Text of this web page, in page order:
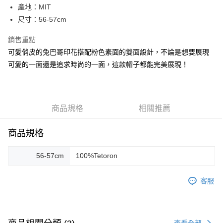
運送方式
宅配(外島)
產地：MIT
尺寸：56-57cm
銷售重點
可愛俏皮的兔巴哥印花搭配粉色素面的雙面設計，不論是想要展現
可愛的一面還是追求時尚的一面，這款帽子都能完美展現！
商品規格 相關推薦
商品規格
56-57cm 100%Tetoron
客服